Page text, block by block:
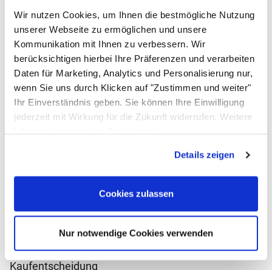
Wir nutzen Cookies, um Ihnen die bestmögliche Nutzung
unserer Webseite zu ermöglichen und unsere
Kommunikation mit Ihnen zu verbessern. Wir
berücksichtigen hierbei Ihre Präferenzen und verarbeiten
Daten für Marketing, Analytics und Personalisierung nur,
wenn Sie uns durch Klicken auf "Zustimmen und weiter"
Ihr Einverständnis geben. Sie können Ihre Einwilligung
jederzeit mit Wirkung für die Zukunft widerrufen. Weitere
Details zeigen
Cookies zulassen
Nur notwendige Cookies verwenden
GN Behälter 1/1 PC Höhe 150 mm
Noch keine Bewertungen abgegeben
0 Bewertungen
statt:
15, 95€
jetzt:
12,90€
sofort verfügbar
Zum Merkzettel
Bewertungen - das sagen unsere
Schreiben Sie jetzt Ihre persönliche Erfahrung mit
diesem Artikel und helfen Sie anderen bei deren
Kaufentscheidung